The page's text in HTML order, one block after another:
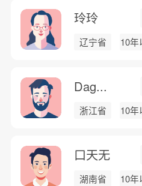
玲玲
辽宁省 10年
Dag...
浙江省 10年
口天无
湖南省 10年